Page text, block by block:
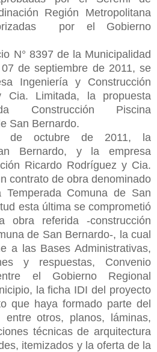
Región Metropolitana
por el Gobierno
N° 8397 de la Municipalidad
de septiembre de 2011, se
Ingeniería y Construcción
Cia. Limitada, la propuesta
Construcción Piscina
San Bernardo.
de octubre de 2011, la
Bernardo, y la empresa
Ricardo Rodríguez y Cia.
contrato de obra denominado
Temperada Comuna de San
esta última se comprometió
referida -construcción
de San Bernardo-, la cual
a las Bases Administrativas,
y respuestas, Convenio
el Gobierno Regional
la ficha IDI del proyecto
que haya formado parte del
entre otros, planos, láminas,
técnicas de arquitectura
itemizados y la oferta de la